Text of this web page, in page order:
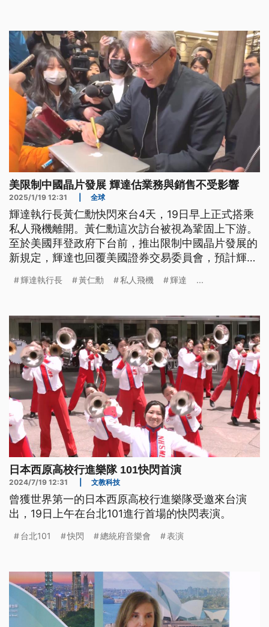
美限制中國晶片發展 輝達估業務與銷售不受影響
2025/1/19 12:31 全球
輝達執行長黃仁勳快閃來台4天，19日早上正式搭乘
私人飛機離開。黃仁勳這次訪台被視為鞏固上下游。
至於美國拜登政府下台前，推出限制中國晶片發展的
新規定，輝達也回覆美國證券交易委員會，預計輝達
輝達執行長 黃仁勳 私人飛機 輝達 ...
日本西原高校行進樂隊 101快閃首演
2024/7/19 12:31 文教科技
曾獲世界第一的日本西原高校行進樂隊受邀來台演
出，19日上午在台北101進行首場的快閃表演。
台北101 快閃 總統府音樂會 表演